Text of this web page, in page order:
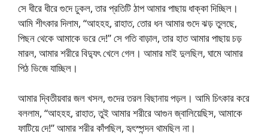
সে ধীরে ধীরে গুদে ঢুকল, তার প্রতিটি ঠাপ আমার পাছায় ধাক্কা দিচ্ছিল।
আমি শীৎকার দিলাম, “আহহহ, রাহাত, তোর ধন আমার গুদে ঝড় তুলছে,
পিছন থেকে আমাকে ভরে দে!” সে গতি বাড়াল, তার হাত আমার পাছায় চড়
মারল, আমার শরীরে বিদ্যুৎ খেলে গেল। আমার মাই দুলছিল, ঘামে আমার
পিঠ ভিজে যাচ্ছিল।
আমার দ্বিতীয়বার জল খসল, গুদের তরল বিছানায় পড়ল। আমি চিৎকার করে
বললাম, “আহহহ, রাহাত, তুই আমার শরীরে আগুন জ্বালিয়েছিস, আমাকে
ফাটিয়ে দে!” আমার শরীর কাঁপছিল, হৃৎস্পন্দন থামছিল না।